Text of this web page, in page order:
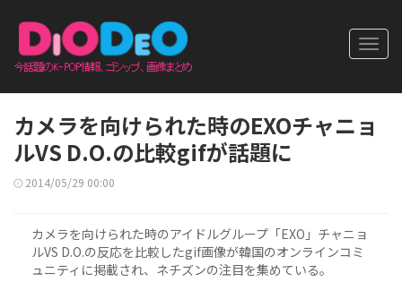
カメラを向けられた時のEXOチャニョ
ルVS D.O.の比較gifが話題に
2014/05/29 00:00
カメラを向けられた時のアイドルグループ「EXO」チャニョ
ルVS D.O.の反応を比較したgif画像が韓国のオンラインコミ
ュニティに掲載され、ネチズンの注目を集めている。